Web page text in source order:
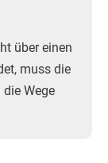
über einen
muss die
Wege